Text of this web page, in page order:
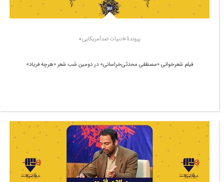
پروندۀ «ادبیات ضدآمریکایی»
فیلم شعرخوانی «مصطفی محدثی‌خراسانی» در دومین شب شعر «هرچه فریاد»